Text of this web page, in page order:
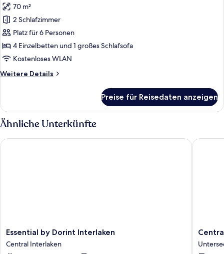
Premium-
Apartment,
2 Schlafzimmer,
Balkon,
Bergblick
70 m²
2 Schlafzimmer
Platz für 6 Personen
4 Einzelbetten und 1 großes Schlafsofa
Kostenloses WLAN
Weitere Details
Weitere
Apartment,
2 Schlafzimmer,
Balkon,
Bergblick
Preise für Reisedaten anzeigen
Ähnliche Unterkünfte
Essential
by
Dorint
Essential by Dorint Interlaken
Central Interlaken
Essential by Dorint Interlaken
Central
Hotel
Central